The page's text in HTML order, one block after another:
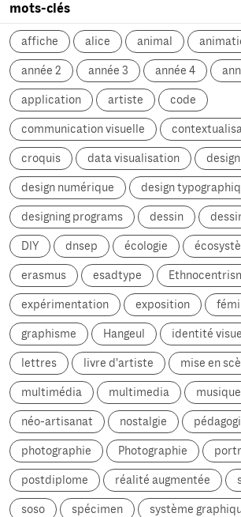
mots-clés
affiche alice animal
année 2 année 3 année 4
application artiste code
communication visuelle
croquis data visualisation
design numérique design
designing programs dessin
DIY dnsep écologie
erasmus esadtype
expérimentation exposition
graphisme Hangeul identité
lettres livre d'artiste mise en
multimédia multimedia musique
néo-artisanat nostalgie
photographie Photographie
postdiplome réalité augmentée
soso spécimen système